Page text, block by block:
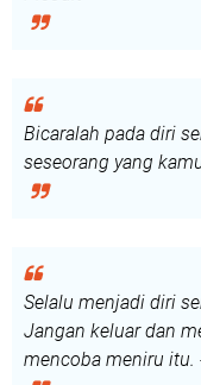
Bicaralah pada diri
seseorang yang
Selalu menjadi diri
Jangan keluar dan
mencoba meniru itu.